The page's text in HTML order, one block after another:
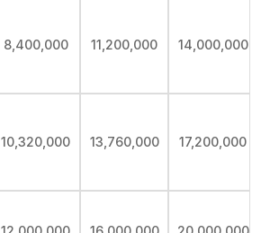
8,400,000 11,200,000 14,000,000
10,320,000 13,760,000 17,200,000